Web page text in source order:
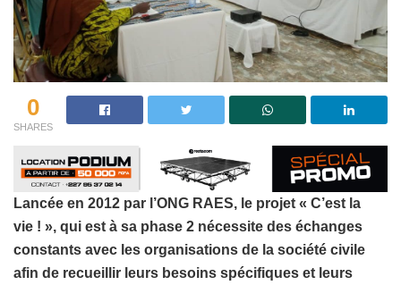
0
SHARES
Lancée en 2012 par l’ONG RAES, le projet « C’est la
vie ! », qui est à sa phase 2 nécessite des échanges
constants avec les organisations de la société civile
afin de recueillir leurs besoins spécifiques et leurs